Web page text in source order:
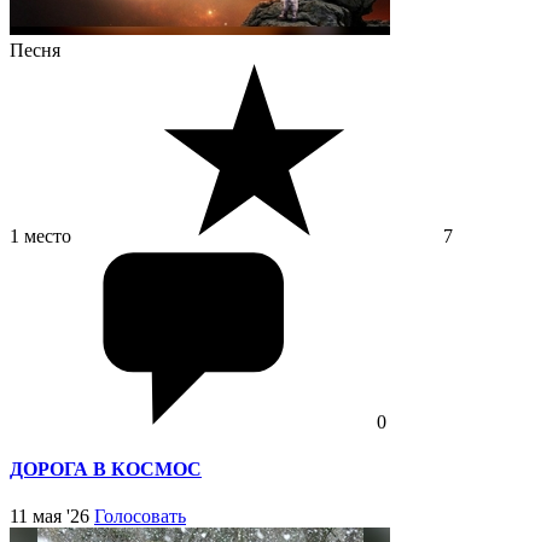
Песня
1 место 7
0
ДОРОГА В КОСМОС
11 мая '26 Голосовать